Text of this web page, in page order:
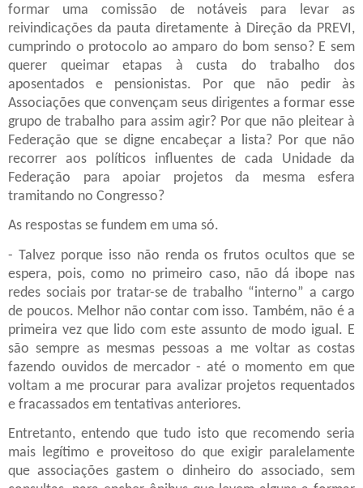
formar uma comissão de notáveis para levar as
reivindicações da pauta diretamente à Direção da PREVI,
cumprindo o protocolo ao amparo do bom senso? E sem
querer queimar etapas à custa do trabalho dos
aposentados e pensionistas. Por que não pedir às
Associações que convençam seus dirigentes a formar esse
grupo de trabalho para assim agir? Por que não pleitear à
Federação que se digne encabeçar a lista? Por que não
recorrer aos políticos influentes de cada Unidade da
Federação para apoiar projetos da mesma esfera
tramitando no Congresso?
As respostas se fundem em uma só.
- Talvez porque isso não renda os frutos ocultos que se
espera, pois, como no primeiro caso, não dá ibope nas
redes sociais por tratar-se de trabalho “interno” a cargo
de poucos. Melhor não contar com isso. Também, não é a
primeira vez que lido com este assunto de modo igual. E
são sempre as mesmas pessoas a me voltar as costas
fazendo ouvidos de mercador - até o momento em que
voltam a me procurar para avalizar projetos requentados
e fracassados em tentativas anteriores.
Entretanto, entendo que tudo isto que recomendo seria
mais legítimo e proveitoso do que exigir paralelamente
que associações gastem o dinheiro do associado, sem